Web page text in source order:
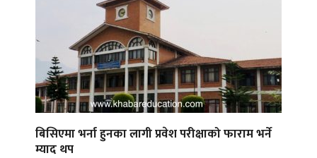
बिसिएमा भर्ना हुनका लागी प्रवेश परीक्षाको फाराम भर्ने
म्याद थप